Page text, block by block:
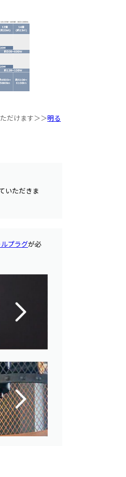
だけます＞＞明る
いただきま
プラグが必